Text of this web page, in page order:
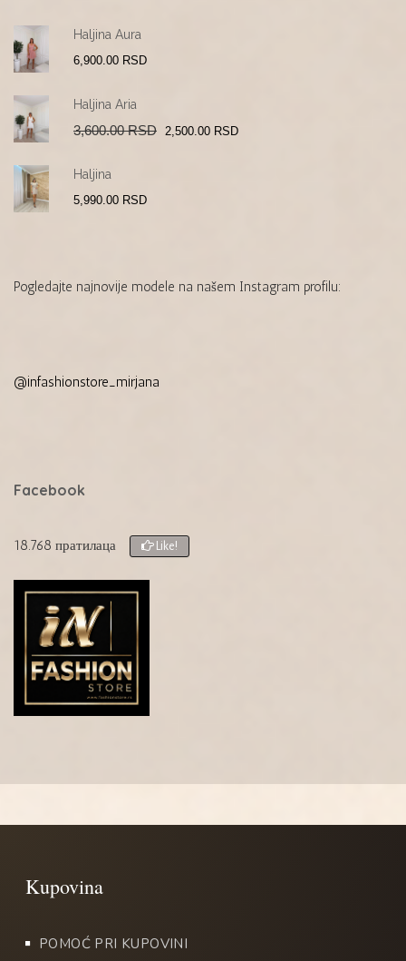
Haljina Aura
6,900.00 RSD
Haljina Aria
3,600.00RSD 2,500.00 RSD
Haljina
5,990.00 RSD
Pogledajte najnovije modele na našem Instagram profilu:
@infashionstore_mirjana
Facebook
18.768 пратилаца Like!
POMOĆ PRI KUPOVINI